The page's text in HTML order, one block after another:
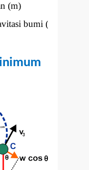
(m)
bumi (m/s